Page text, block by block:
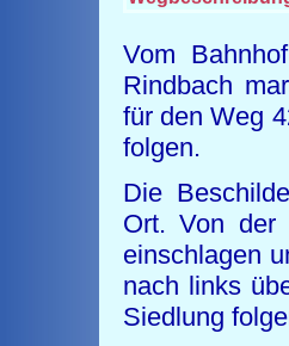
Vom
Rindbach
für den Weg
folgen.
Die
Ort. Von der
einschlagen
nach links
Siedlung